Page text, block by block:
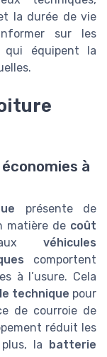
la durée de vie
sur les
qui équipent la
à
présente de
matière de coût
aux véhicules
comportent
à l’usure. Cela
technique pour
de courroie de
réduit les
la
batterie